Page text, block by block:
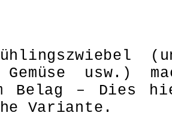
Gemüse usw.)
Belag – Dies
Variante.